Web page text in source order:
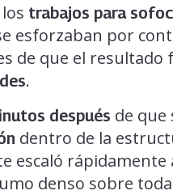
trabajos para
esforzaban por
de que el resultado
.
después de que
dentro de la
escaló rápidamente
denso sobre